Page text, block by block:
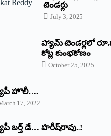
టెండర్లు
July 3, 2025
హ్యామ్‌ ‌టెండర్లలో
కోట్ల కుంభకోణం
October 25, 2025
హొలీ….
17, 2022
బర్త్ ‌డే… హరీష్‌రావు..!